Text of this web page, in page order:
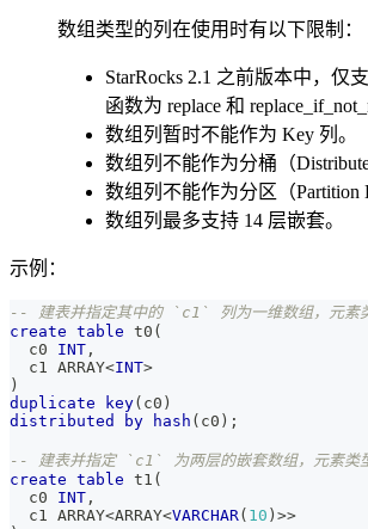
数组类型的列在使用时有以下限制：
StarRocks 2.1 之前版本中，
函数为 replace 和
数组列暂时不能作为 Key 列。
数组列不能作为分桶（
数组列不能作为分区（Partition
数组列最多支持 14 层嵌套。
示例：
-- 建表并指定其中的 `c1` 列为一维数组，元素
create table t0 (
  c0
INT ,
  c1 ARRAY
<INT>
)
duplicate
key( c0 )
distributed
by hash ( c0 ) ;
-- 建表并指定 `c1` 为两层的嵌套数组，元素类型
create table t1 (
  c0
INT ,
  c1 ARRAY
<ARRAY<VARCHAR( 10 ) >>